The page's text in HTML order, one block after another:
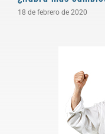
18 de febrero de 2020